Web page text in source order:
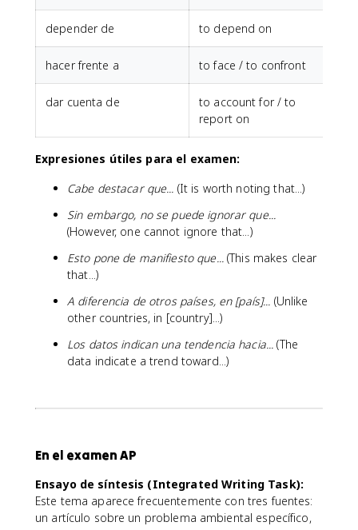
depender de to depend on
hacer frente a to face / to confront
dar cuenta de
to account for / to
report on
Expresiones útiles para el examen:
Cabe destacar que...
(It is worth noting that...)
Sin embargo, no se puede ignorar que...
(However, one cannot ignore that...)
Esto pone de manifiesto que...
(This makes clear
that...)
A diferencia de otros países, en [país]...
(Unlike
other countries, in [country]...)
Los datos indican una tendencia hacia...
(The
data indicate a trend toward...)
En el examen AP
Ensayo de síntesis (Integrated Writing Task):
Este tema aparece frecuentemente con tres fuentes:
un artículo sobre un problema ambiental específico,